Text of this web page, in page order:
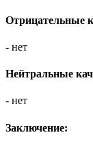
Отрицательные
- нет
Нейтральные
- нет
Заключение: